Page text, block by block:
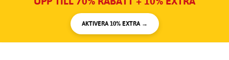
AKTIVERA 10% EXTRA →